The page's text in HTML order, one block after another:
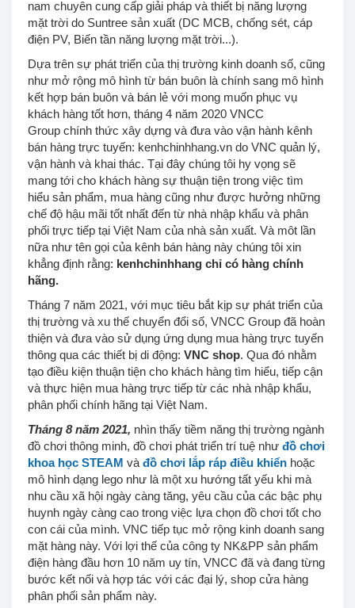
nam chuyên cung cấp giải pháp và thiết bị năng lượng
mặt trời do Suntree sản xuất (DC MCB, chống sét, cáp
điện PV, Biến tần năng lượng mặt trời...).
Dựa trên sự phát triển của thị trường kinh doanh số, cũng
như mở rộng mô hình từ bán buôn là chính sang mô hình
kết hợp bán buôn và bán lẻ với mong muốn phục vụ
khách hàng tốt hơn, tháng 4 năm 2020 VNCC
Group chính thức xây dựng và đưa vào vận hành kênh
bán hàng trực tuyến: kenhchinhhang.vn do VNC quản lý,
vận hành và khai thác. Tại đây chúng tôi hy vọng sẽ
mang tới cho khách hàng sự thuận tiện trong việc tìm
hiểu sản phẩm, mua hàng cũng như được hưởng những
chế độ hậu mãi tốt nhất đến từ nhà nhập khẩu và phân
phối trực tiếp tại Việt Nam của nhà sản xuất. Và môt lần
nữa như tên gọi của kênh bán hàng này chúng tôi xin
khẳng định rằng: kenhchinhhang chỉ có hàng chính
hãng.
Tháng 7 năm 2021, với mục tiêu bắt kịp sự phát triển của
thị trường và xu thế chuyển đổi số, VNCC Group đã hoàn
thiện và đưa vào sử dụng ứng dụng mua hàng trực tuyến
thông qua các thiết bị di động: VNC shop. Qua đó nhằm
tạo điều kiện thuận tiện cho khách hàng tìm hiểu, tiếp cận
và thực hiện mua hàng trực tiếp từ các nhà nhập khẩu,
phân phối chính hãng tại Việt Nam.
Tháng 8 năm 2021, nhìn thấy tiềm năng thị trường ngành
đồ chơi thông minh, đồ chơi phát triển trí tuệ như đồ chơi
khoa học STEAM và đồ chơi lắp ráp điều khiển hoặc
mô hình dạng lego như là một xu hướng tất yếu khi mà
nhu cầu xã hội ngày càng tăng, yêu cầu của các bậc phụ
huynh ngày càng cao trong việc lựa chọn đồ chơi tốt cho
con cái của mình. VNC tiếp tục mở rộng kinh doanh sang
mặt hàng này. Với lợi thế của công ty NK&PP sản phẩm
điện hàng đầu hơn 10 năm uy tín, VNCC đã và đang từng
bước kết nối và hợp tác với các đại lý, shop cửa hàng
phân phối sản phẩm này.